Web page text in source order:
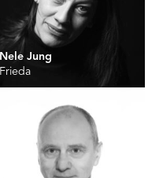
Nele Jung
Frieda